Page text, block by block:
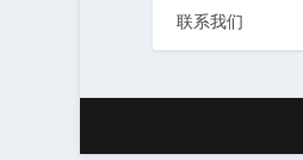
联系我们